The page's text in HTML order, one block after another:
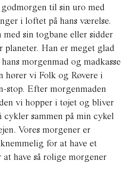
til sin uro med
i loftet på hans værelse.
sin togbane eller sidder
planeter. Han er meget glad
morgenmad og madkasse
hører vi Folk og Røvere i
stop. Efter morgenmaden
vi hopper i tøjet og bliver
sammen på min cykel
Vores morgener er
for at have et
have så rolige morgener